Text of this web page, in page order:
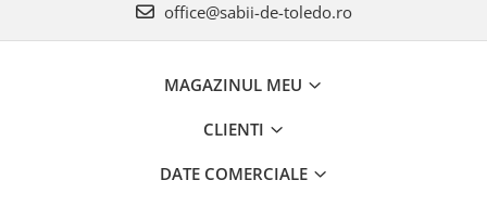
office@sabii-de-toledo.ro
MAGAZINUL MEU
CLIENTI
DATE COMERCIALE